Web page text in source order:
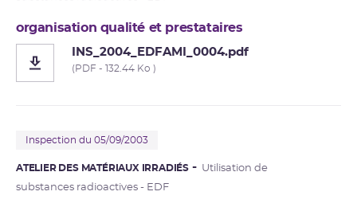
organisation qualité et prestataires
INS_2004_EDFAMI_0004.pdf
(PDF - 132.44 Ko )
Inspection du 05/09/2003
ATELIER DES MATÉRIAUX IRRADIÉS
Utilisation de
substances radioactives - EDF